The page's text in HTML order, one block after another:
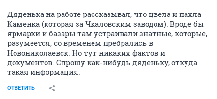
Дяденька на работе рассказывал, что цвела и пахла
Каменка (которая за Чкаловским заводом). Вроде бы
ярмарки и базары там устраивали знатные, которые,
разумеется, со временем пребрались в
Новониколаевск. Но тут никаких фактов и
документов. Спрошу как-нибудь дяденьку, откуда
такая информация.
ОТВЕТИТЬ